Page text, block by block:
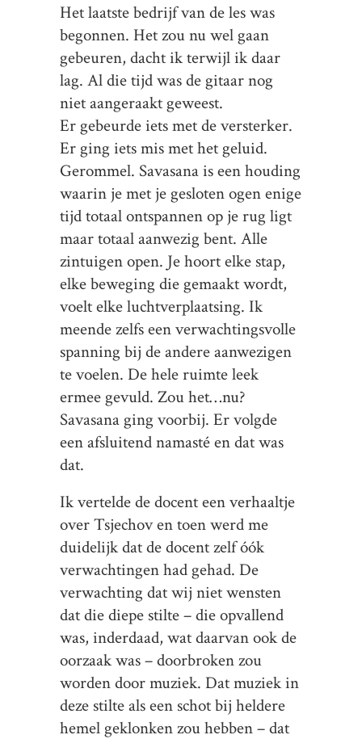
Het laatste bedrijf van de les was
begonnen. Het zou nu wel gaan
gebeuren, dacht ik terwijl ik daar
lag. Al die tijd was de gitaar nog
niet aangeraakt geweest.
Er gebeurde iets met de versterker.
Er ging iets mis met het geluid.
Gerommel. Savasana is een houding
waarin je met je gesloten ogen enige
tijd totaal ontspannen op je rug ligt
maar totaal aanwezig bent. Alle
zintuigen open. Je hoort elke stap,
elke beweging die gemaakt wordt,
voelt elke luchtverplaatsing. Ik
meende zelfs een verwachtingsvolle
spanning bij de andere aanwezigen
te voelen. De hele ruimte leek
ermee gevuld. Zou het…nu?
Savasana ging voorbij. Er volgde
een afsluitend namasté en dat was
dat.
Ik vertelde de docent een verhaaltje
over Tsjechov en toen werd me
duidelijk dat de docent zelf óók
verwachtingen had gehad. De
verwachting dat wij niet wensten
dat die diepe stilte – die opvallend
was, inderdaad, wat daarvan ook de
oorzaak was – doorbroken zou
worden door muziek. Dat muziek in
deze stilte als een schot bij heldere
hemel geklonken zou hebben – dat